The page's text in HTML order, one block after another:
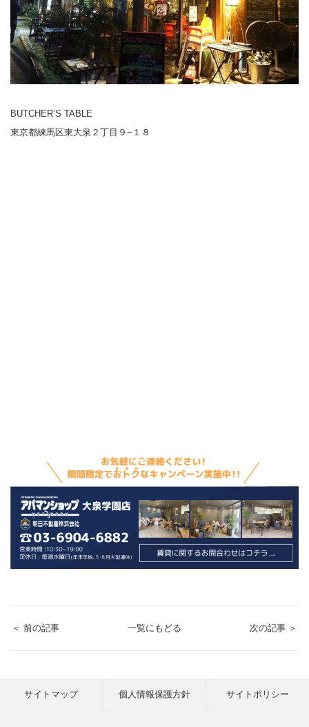
BUTCHER’S TABLE
東京都練馬区東大泉２丁目９−１８
＜ 前の記事 一覧にもどる 次の記事 ＞
サイトマップ 個人情報保護方針 サイトポリシー